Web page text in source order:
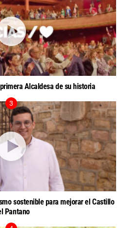
Alcaldesa de su historia
sostenible para mejorar el Castillo
Pantano